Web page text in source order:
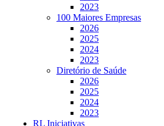
2023
100 Maiores Empresas
2026
2025
2024
2023
Diretório de Saúde
2026
2025
2024
2023
RL Iniciativas